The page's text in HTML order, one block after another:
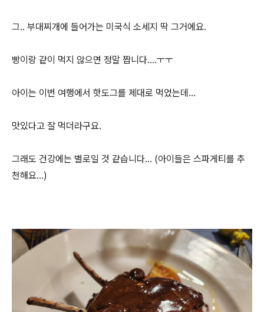
그.. 부대찌개에 들어가는 미국식 소세지 딱 그거에요.
빵이랑 같이 먹지 않으면 정말 짭니다....ㅜㅜ
아이는 이번 여행에서 핫도그를 제대로 먹었는데...
맛있다고 잘 먹더라구요.
그래도 건강에는 별로일 것 같습니다... (아이들은 스파게티를 추
천해요...)